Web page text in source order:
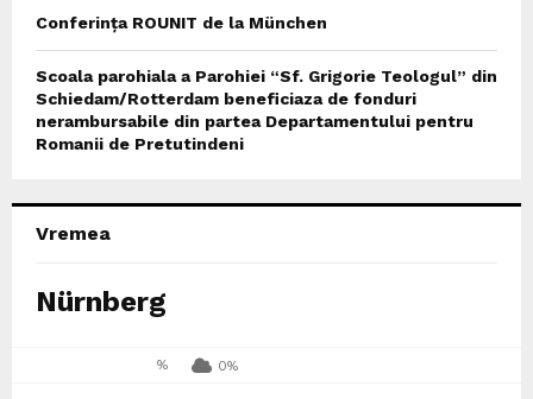
Conferința ROUNIT de la München
Scoala parohiala a Parohiei “Sf. Grigorie Teologul” din
Schiedam/Rotterdam beneficiaza de fonduri
nerambursabile din partea Departamentului pentru
Romanii de Pretutindeni
Vremea
Nürnberg
% 0%